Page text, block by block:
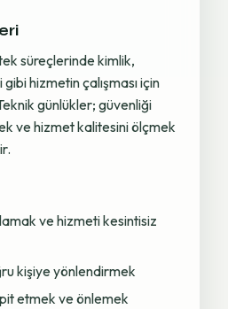
süreçlerinde kimlik,
hizmetin çalışması için
günlükler; güvenliği
ve hizmet kalitesini ölçmek
ve hizmeti kesintisiz
kişiye yönlendirmek
etmek ve önlemek